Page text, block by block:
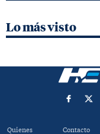
Lo más visto
Quienes Contacto